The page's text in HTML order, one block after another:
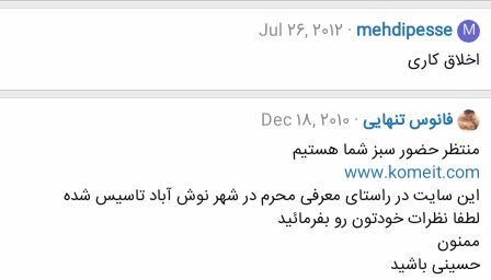
M
mehdipesse
Jul 26, 2012
اخلاق کاری
فانوس تنهایی Dec 18, 2010
منتظر حضور سبز شما هستیم
www.komeit.com
این سایت در راستای معرفی محرم در شهر نوش آباد تاسیس شده
لطفا نظرات خودتون رو بفرمائید
ممنون
حسینی باشید